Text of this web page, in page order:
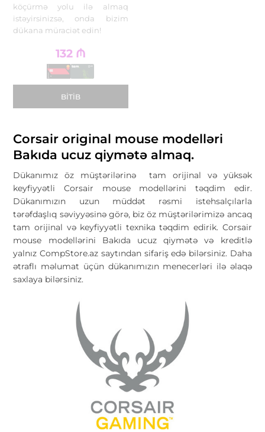
köçürmə yolu ilə almaq
istəyirsinizsə, onda bizim
dükana müraciət edin!
132 ₼
BITIB
Corsair original mouse modelləri
Bakıda ucuz qiymətə almaq.
Dükanımız öz müştərilərinə tam orijinal və yüksək
keyfiyyətli Corsair mouse modellərini təqdim edir.
Dükanımızın uzun müddət rəsmi istehsalçılarla
tərəfdaşlıq səviyyəsinə görə, biz öz müştərilərimizə ancaq
tam orijinal və keyfiyyətli texnika təqdim edirik. Corsair
mouse modellərini Bakıda ucuz qiymətə və kreditlə
yalnız CompStore.az saytından sifariş edə bilərsiniz. Daha
ətraflı məlumat üçün dükanımızın menecerləri ilə əlaqə
saxlaya bilərsiniz.